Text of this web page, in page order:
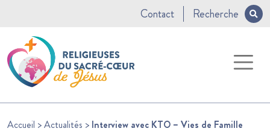
Contact Recherche
Accueil >Actualités > Interview avec KTO – Vies de Famille